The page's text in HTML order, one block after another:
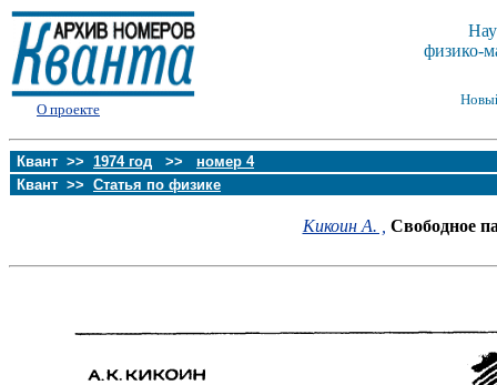
О проекте
физико-
Квант >> 1974 год >> номер 4
Квант >> Статья по физике
Кикоин А. , Свободное